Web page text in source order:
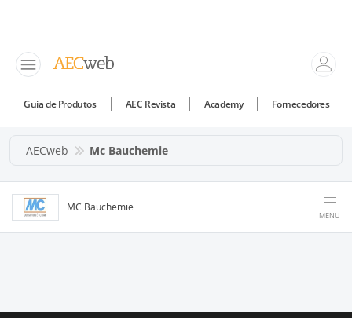
Guia de Produtos AEC Revista Academy Fornecedores
AECweb Mc Bauchemie
MC Bauchemie
MENU